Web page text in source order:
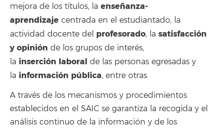
mejora de los títulos, la enseñanza-
aprendizaje centrada en el estudiantado, la
actividad docente del profesorado, la satisfacción
y opinión de los grupos de interés,
la inserción laboral de las personas egresadas y
la información pública, entre otras.
A través de los mecanismos y procedimientos
establecidos en el SAIC se garantiza la recogida y el
análisis continuo de la información y de los